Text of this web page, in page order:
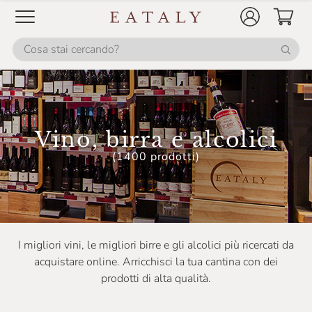
Vino, birra e alcolici
(1400 prodotti)
I migliori vini, le migliori birre e gli alcolici più ricercati da
acquistare online. Arricchisci la tua cantina con dei
prodotti di alta qualità.
Damijan Podversic
Dario Princic
Darroze
David Duband
De Conciliis
De Prouf Brouwerij
Deiss
Denis Montanar
Dennis Zoppi
Derbusco Cives